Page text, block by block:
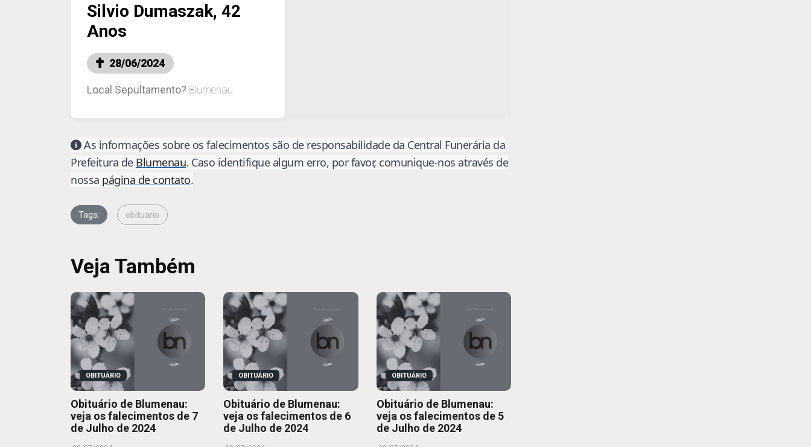
Silvio Dumaszak, 42
Anos
28/06/2024
Local Sepultamento? Blumenau
As informações sobre os falecimentos são de responsabilidade da Central Funerária da
Prefeitura de Blumenau. Caso identifique algum erro, por favor, comunique-nos através de
nossa página de contato.
Tags: obituario
Veja Também
OBITUÁRIO
Obituário de Blumenau:
veja os falecimentos de 7
de Julho de 2024
OBITUÁRIO
Obituário de Blumenau:
veja os falecimentos de 6
de Julho de 2024
OBITUÁRIO
Obituário de Blumenau:
veja os falecimentos de 5
de Julho de 2024